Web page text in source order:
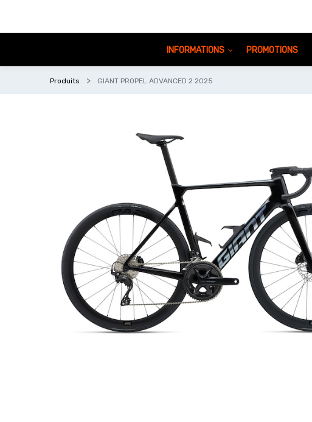
INFORMATIONS PROMOTIONS
Produits GIANT PROPEL ADVANCED 2 2025